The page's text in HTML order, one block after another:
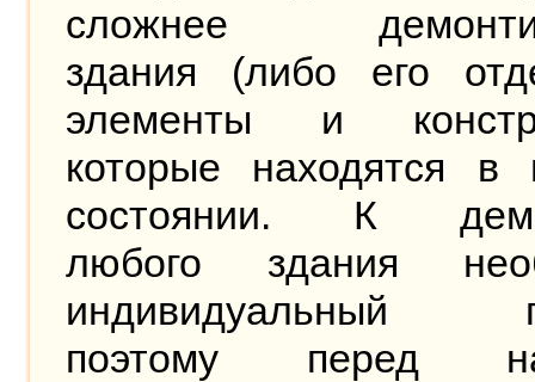
сложнее
здания (либо его
элементы и
которые находятся в
состоянии. К
любого здания
индивидуальный
поэтому перед